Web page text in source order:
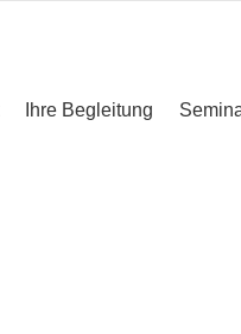
Ihre Begleitung